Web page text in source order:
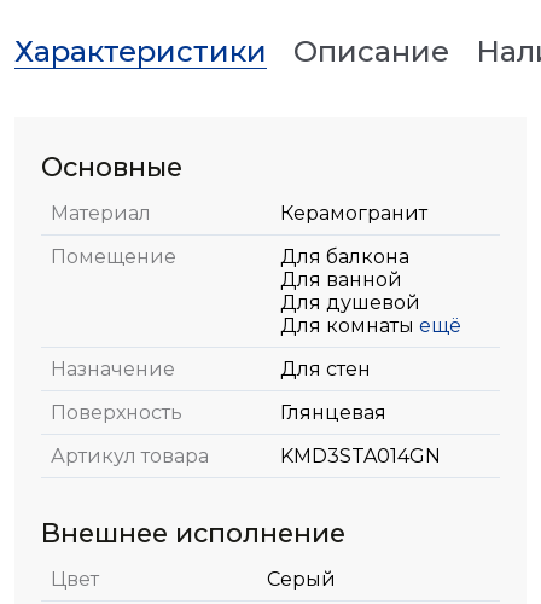
Характеристики Описание
Основные
Материал
Керамогранит
Помещение
Для балкона
Для ванной
Для душевой
Для комнаты ещё
Назначение
Для стен
Поверхность
Глянцевая
Артикул товара
KMD3STA014GN
Внешнее исполнение
Цвет
Серый